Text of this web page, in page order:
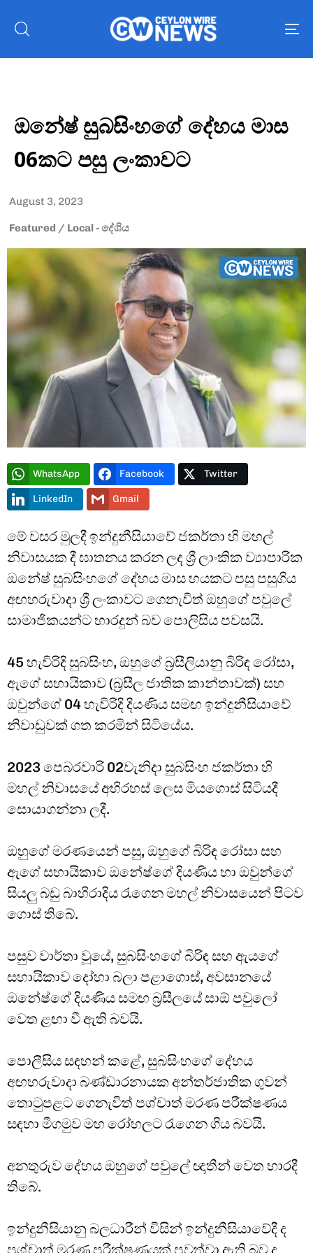
ඔනේෂ් සුබසිංහගේ දේහය මාස
06කට පසු ලංකාවට
August 3, 2023
Featured / Local - දේශිය
WhatsApp Facebook Twitter
LinkedIn Gmail
මේ වසර මුලදී ඉන්දුනීසියාවේ ජකර්තා හි මහල්
නිවාසයක දී ඝාතනය කරන ලද ශ්‍රී ලාංකික ව්‍යාපාරික
ඔනේෂ් සුබසිංහගේ දේහය මාස හයකට පසු පසුගිය
අඟහරුවාදා ශ්‍රී ලංකාවට ගෙනැවිත් ඔහුගේ පවුලේ
සාමාජිකයන්ට භාරදුන් බව පොලිසිය පවසයි.
45 හැවිරිදි සුබසිංහ, ඔහුගේ බ්‍රසීලියානු බිරිඳ රෝසා,
ඇගේ සහායිකාව (බ්‍රසීල ජාතික කාන්තාවක්) සහ
ඔවුන්ගේ 04 හැවිරිදි දියණිය සමඟ ඉන්දුනීසියාවේ
නිවාඩුවක් ගත කරමින් සිටියේය.
2023 පෙබරවාරි 02වැනිදා සුබසිංහ ජකර්තා හි
මහල් නිවාසයේ අභිරහස් ලෙස මියගොස් සිටියදී
සොයාගන්නා ලදී.
ඔහුගේ මරණයෙන් පසු, ඔහුගේ බිරිඳ රෝසා සහ
ඇගේ සහායිකාව ඔනේෂ්ගේ දියණිය හා ඔවුන්ගේ
සියලු බඩු බාහිරාදිය රැගෙන මහල් නිවාසයෙන් පිටව
ගොස් තිබේ.
පසුව වාර්තා වූයේ, සුබසිංහගේ බිරිඳ සහ ඇයගේ
සහායිකාව දෝහා බලා පළාගොස්, අවසානයේ
ඔනේෂ්ගේ දියණිය සමඟ බ්‍රසීලයේ සාඕ පවුලෝ
වෙත ළඟා වී ඇති බවයි.
පොලීසිය සඳහන් කළේ, සුබසිංහගේ දේහය
අඟහරුවාදා බණ්ඩාරනායක අන්තර්ජාතික ගුවන්
තොටුපළට ගෙනැවිත් පශ්චාත් මරණ පරීක්ෂණය
සඳහා මීගමුව මහ රෝහලට රැගෙන ගිය බවයි.
අනතුරුව දේහය ඔහුගේ පවුලේ ඥාතීන් වෙත භාරදී
තිබේ.
ඉන්දුනීසියානු බලධාරීන් විසින් ඉන්දුනීසියාවේදී ද